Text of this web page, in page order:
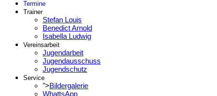
Termine
Trainer
Stefan Louis
Benedict Arnold
Isabella Ludwig
Vereinsarbeit
Jugendarbeit
Jugendausschuss
Jugendschutz
Service
">Bildergalerie
WhattsApp